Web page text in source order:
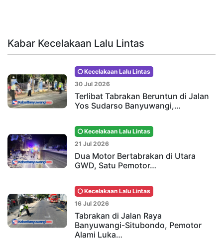
Kabar Kecelakaan Lalu Lintas
Kecelakaan Lalu Lintas
30 Jul 2026
Terlibat Tabrakan Beruntun di Jalan
Yos Sudarso Banyuwangi,…
Kecelakaan Lalu Lintas
21 Jul 2026
Dua Motor Bertabrakan di Utara
GWD, Satu Pemotor…
Kecelakaan Lalu Lintas
16 Jul 2026
Tabrakan di Jalan Raya
Banyuwangi-Situbondo, Pemotor
Alami Luka…